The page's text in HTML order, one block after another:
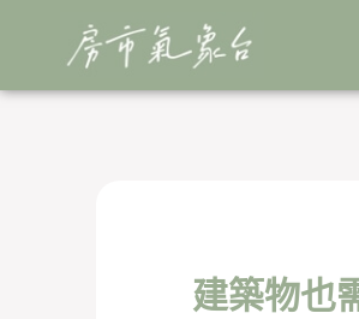
要
建築物也